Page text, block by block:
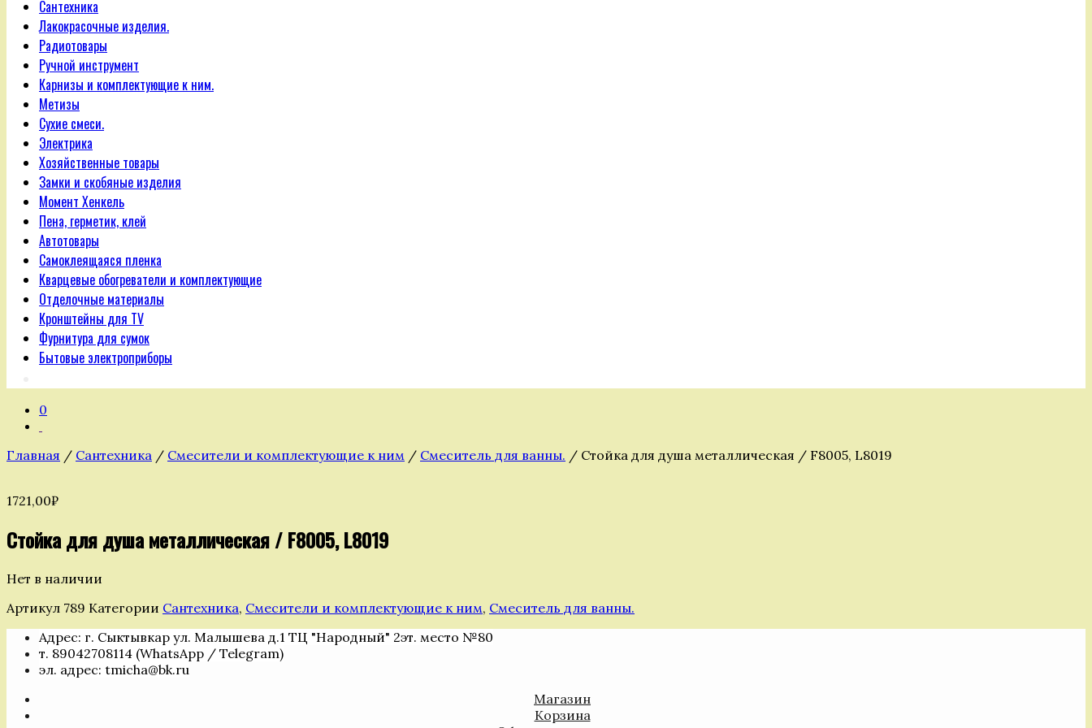
Сантехника
Лакокрасочные изделия.
Радиотовары
Ручной инструмент
Карнизы и комплектующие к ним.
Метизы
Сухие смеси.
Электрика
Хозяйственные товары
Замки и скобяные изделия
Момент Хенкель
Пена, герметик, клей
Автотовары
Самоклеящаяся пленка
Кварцевые обогреватели и комплектующие
Отделочные материалы
Кронштейны для TV
Фурнитура для сумок
Бытовые электроприборы
0
Главная / Сантехника / Смесители и комплектующие к ним / Смеситель для ванны. / Стойка для душа металлическая / F8005, L8019
1721,00₽
Стойка для душа металлическая / F8005, L8019
Нет в наличии
Артикул 789 Категории Сантехника, Смесители и комплектующие к ним, Смеситель для ванны.
Адрес: г. Сыктывкар ул. Малышева д.1 ТЦ "Народный" 2эт. место №80
т. 89042708114 (WhatsApp / Telegram)
эл. адрес: tmicha@bk.ru
Магазин
Корзина